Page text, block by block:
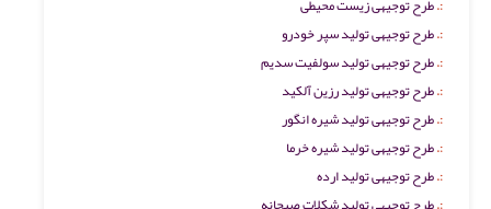
طرح توجیهی تولید سپر خودرو
طرح توجیهی تولید سولفیت سدیم
طرح توجیهی تولید رزین آلکید
طرح توجیهی تولید شیره انگور
طرح توجیهی تولید شیره خرما
طرح توجیهی تولید ارده